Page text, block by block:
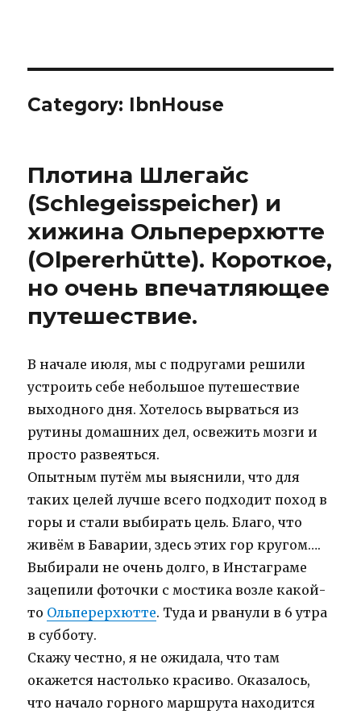
Category: IbnHouse
Плотина Шлегайс
(Schlegeisspeicher) и
хижина Ольперерхютте
(Olpererhütte). Короткое,
но очень впечатляющее
путешествие.
В начале июля, мы с подругами решили
устроить себе небольшое путешествие
выходного дня. Хотелось вырваться из
рутины домашних дел, освежить мозги и
просто развеяться.
Опытным путём мы выяснили, что для
таких целей лучше всего подходит поход в
горы и стали выбирать цель. Благо, что
живём в Баварии, здесь этих гор кругом….
Выбирали не очень долго, в Инстаграме
зацепили фоточки с мостика возле какой-
то Ольперерхютте. Туда и рванули в 6 утра
в субботу.
Скажу честно, я не ожидала, что там
окажется настолько красиво. Оказалось,
что начало горного маршрута находится